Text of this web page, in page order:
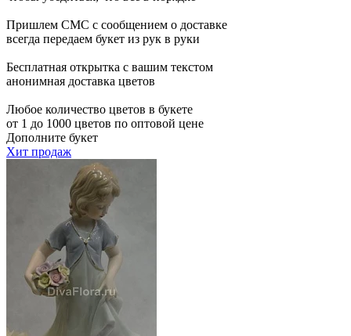
Пришлем СМС с сообщением о доставке
всегда передаем букет из рук в руки
Бесплатная открытка с вашим текстом
анонимная доставка цветов
Любое количество цветов в букете
от 1 до 1000 цветов по оптовой цене
Дополните букет
Хит продаж